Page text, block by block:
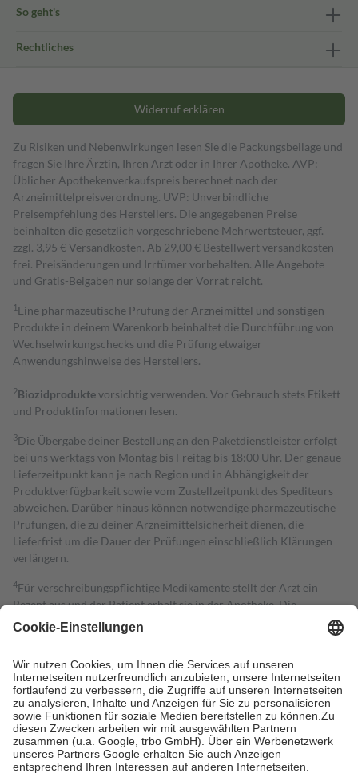
So geht's
Rechtliches
Widerruf erklären
Zu Risiken und Nebenwirkungen lesen Sie die Packungsbeilage und
fragen Sie Ihre Ärztin, Ihren Arzt oder in Ihrer Apotheke. AVP:
Üblicher Apothekenverkaufspreis berechnet nach der
Arzneimittelpreisverordnung. UVP: Unverbindliche
Preisempfehlung des Herstellers. Die angegebenen Preise
beinhalten die gesetzlich vorgeschriebene Mehrwertsteuer, ggf.
zzgl. 3,95 € Versandkosten. Ab 29,00 € Bestell­wert versand­kosten­
frei. Preisänderungen und Irrtümer vorbehalten. Alle Angebote
und Gratis-Beigaben nur solange der Vorrat reicht.
1 Eine pharmazeutische Prüfung der Arzneimittel und sonstigen
Produkte in deinem Warenkorb beinhaltet die Durchführung von
Wechselwirkungschecks und die Prüfung etwaiger
Anwendungshinweise des Herstellers.
2Biozidproduktevorsichtig verwenden. Vor Gebrauch stets Etikett
und Produktinformationen lesen.
3Die Übergabe deiner Bestellung an den Paketdienstleister erfolgt
bei uns werktags von Montag bis Freitag bis 18:00 Uhr. Der genaue
Lieferzeitpunkt kann je nach Region und in Abhängigkeit der
Produktverfügbarkeit sowie vom Zustellzeitpunkt des Spediteurs
abweichen. Darüber hinaus können notwendige pharmazeutische
Prüfungen, die zu deiner Arzneimittelsicherheit dienen, die
Lieferfrist um die Dauer der Prüfungen einschließlich Klärungen
verlängern.
4Für verschreibungspflichtige Medikamente stellt der Arzt ein
Rezept aus und der Patient erhält sie in der Apotheke. Die
gesetzliche Krankenversicherung übernimmt in der Regel die
Kosten dafür, der Versicherte trägt einen Teil davon als Zuzahlung
Grundsätzlich leisten Mitglieder Zuzahlungen in Höhe von zehn
Prozent des Abgabepreises,mindestens jedochfünf Euround
höchstens zehn Euro.Es sind jedoch nie mehr als die tatsächlichen
Kosten der Leistung zu entrichten.
Diese Regeln gelten grundsätzlich auch für Online-Apotheken.
Bei Heilmitteln und häuslicher Krankenpflege beträgt die
Zuzahlung zehn Prozent der Kosten sowie zehn Euro je